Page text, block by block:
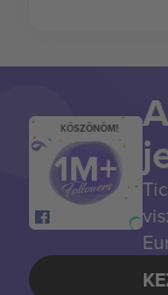
KÖSZÖNÖM!